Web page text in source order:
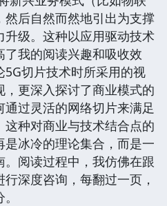
后自然而然地引出为支撑
级。这种以应用驱动技术
我的阅读兴趣和吸收效
切片技术时所采用的视
更深入探讨了商业模式的
过灵活的网络切片来满足
种对商业与技术结合点的
冰冷的理论集合，而是一
阅读过程中，我仿佛在跟
深度咨询，每翻过一页，